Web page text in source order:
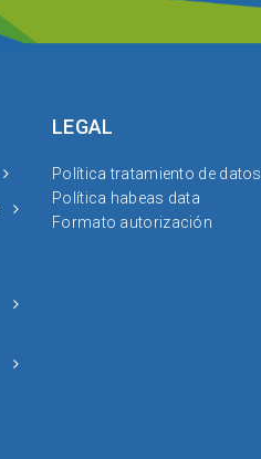
LEGAL
Política tratamiento de datos
Política habeas data
Formato autorización